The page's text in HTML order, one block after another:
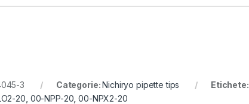
3 Categorie:Nichiryo pipette tips Etichete:
20 00-NPP-20 ,00-NPX2-20